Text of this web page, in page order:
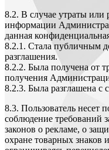
8.2. В случае утраты или
информации
данная
8.2.1. Стала публичным
разглашения.
8.2.2. Была получена от
получения
8.2.3. Была разглашена с
8.3. Пользователь несет
соблюдение требований
законов о рекламе, о
охране товарных знаков